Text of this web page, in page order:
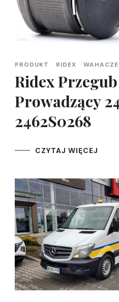
PRODUKT RIDEX
Ridex
Prowadzący
2462S0268
CZYTAJ WIĘCEJ